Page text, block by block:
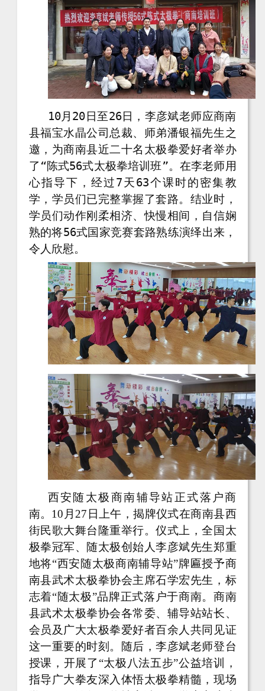
10月20日至26日，李彦斌老师应商南
县福宝水晶公司总裁、师弟潘银福先生之
邀，为商南县近二十名太极拳爱好者举办
了“陈式56式太极拳培训班”。在李老师用
心指导下，经过7天63个课时的密集教
学，学员们已完整掌握了套路。结业时，
学员们动作刚柔相济、快慢相间，自信娴
熟的将56式国家竞赛套路熟练演绎出来，
令人欣慰。
西安随太极商南辅导站正式落户商
南。 10月27日上午，揭牌仪式在商南县西
街民歌大舞台隆重举行。仪式上，全国太
极拳冠军、随太极创始人李彦斌先生郑重
地将“西安随太极商南辅导站”牌匾授予商
南县武术太极拳协会主席石学宏先生，标
志着“随太极”品牌正式落户于商南。商南
县武术太极拳协会各常委、辅导站站长、
会员及广大太极拳爱好者百余人共同见证
这一重要的时刻。随后，李彦斌老师登台
授课，开展了“太极八法五步”公益培训，
指导广大拳友深入体悟太极拳精髓，现场